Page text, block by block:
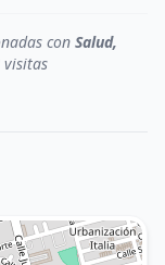
con Salud,
visitas